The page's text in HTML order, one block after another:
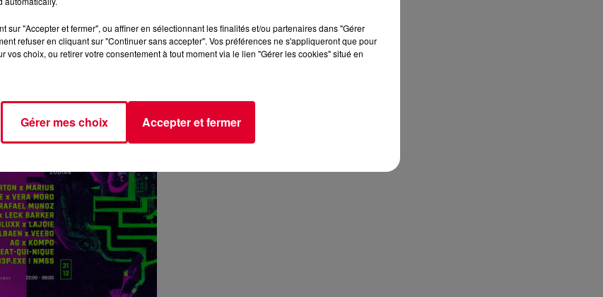
divers paysages sonores électroniques profonds
sur "Accepter et fermer", ou affiner en sélectionnant les finalités et/ou partenaires dans "Gérer
refuser en cliquant sur "Continuer sans accepter". Vos préférences ne s'appliqueront que pour
vos choix, ou retirer votre consentement à tout moment via le lien "Gérer les cookies" situé en
Gérer mes choix Accepter et fermer